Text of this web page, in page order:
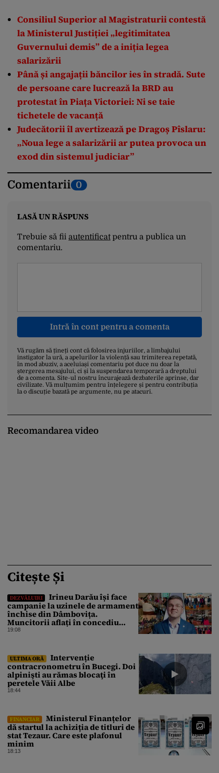
Consiliul Superior al Magistraturii contestă
la Ministerul Justiției „legitimitatea
Guvernului demis” de a iniția legea
salarizării
Până și angajații băncilor ies în stradă. Sute
de persoane care lucrează la BRD au
protestat în Piața Victoriei: Ni se taie
tichetele de vacanță
Judecătorii îl avertizează pe Dragoș Pîslaru:
„Noua lege a salarizării ar putea provoca un
exod din sistemul judiciar”
Comentarii 0
LASĂ UN RĂSPUNS
Trebuie să fii autentificatpentru a publica un
comentariu.
Intră în cont pentru a comenta
Vă rugăm să țineți cont că folosirea injuriilor, a limbajului
instigator la ură, a apelurilor la violență sau trimiterea repetată,
în mod abuziv, a aceluiași comentariu pot duce nu doar la
ștergerea mesajului, ci și la suspendarea temporară a dreptului
de a comenta. Site-ul nostru încurajează dezbaterile aprinse, dar
civilizate. Vă mulțumim pentru înțelegere și pentru contribuția
la o discuție bazată pe argumente, nu pe atacuri.
Recomandarea video
Citește Și
DEZVĂLUIRI
Irineu Darău își face
campanie la uzinele de armament
închise din Dâmbovița.
Muncitorii aflați în concediu
forțat din cauza lipsei comenzilor
19:08
ULTIMA ORĂ
Intervenție
contracronometru în Bucegi. Doi
alpinişti au rămas blocaţi în
peretele Văii Albe
18:44
FINANCIAR
Ministerul Finanțelor
dă startul la achiziția de titluri de
stat Tezaur. Care este plafonul
minim
18:13